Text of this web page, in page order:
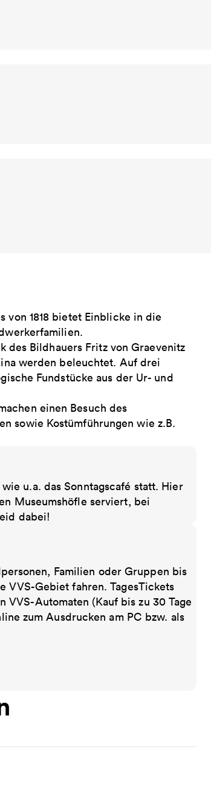
von 1818 bietet Einblicke in die
des Bildhauers Fritz von Graevenitz
werden beleuchtet. Auf drei
Fundstücke aus der Ur- und
einen Besuch des
sowie Kostümführungen wie z.B.
wie u.a. das Sonntagscafé statt. Hier
Museumshöfle serviert, bei
dabei!
Familien oder Gruppen bis
VVS-Gebiet fahren. TagesTickets
VVS-Automaten (Kauf bis zu 30 Tage
zum Ausdrucken am PC bzw. als